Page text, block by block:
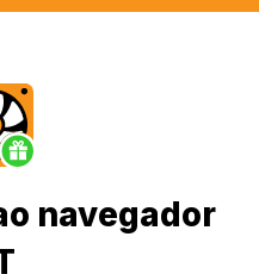
navegador